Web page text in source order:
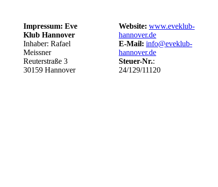
Impressum: Eve
Klub Hannover
Inhaber: Rafael
Meissner
Reuterstraße 3
30159 Hannover
Website: www.eveklub-
hannover.de
E-Mail: info@eveklub-
hannover.de
Steuer-Nr.:
24/129/11120